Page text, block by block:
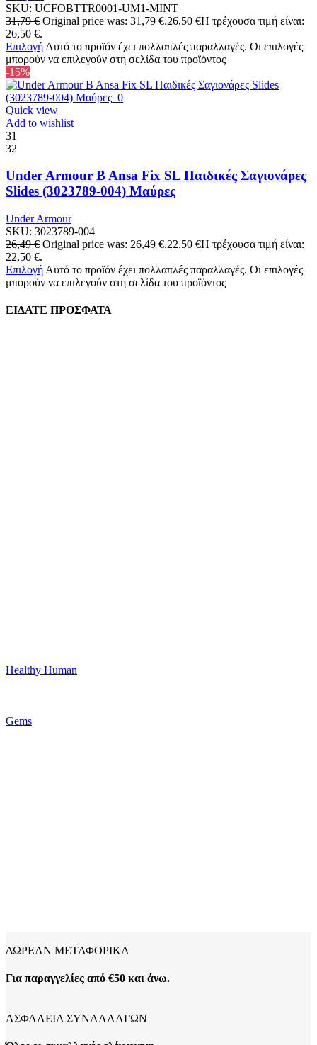
SKU: UCFOBTTR0001-UM1-MINT
31,79€ Original price was: 31,79 €.26,50 €Η τρέχουσα τιμή είναι:
26,50 €.
Επιλογή Αυτό το προϊόν έχει πολλαπλές παραλλαγές. Οι επιλογές
μπορούν να επιλεγούν στη σελίδα του προϊόντος
-15%
Quick view
Add to wishlist
31
32
Under Armour B Ansa Fix SL Παιδικές Σαγιονάρες
Slides (3023789-004) Μαύρες
Under Armour
SKU: 3023789-004
26,49€ Original price was: 26,49 €.22,50 €Η τρέχουσα τιμή είναι:
22,50 €.
Επιλογή Αυτό το προϊόν έχει πολλαπλές παραλλαγές. Οι επιλογές
μπορούν να επιλεγούν στη σελίδα του προϊόντος
ΕΙΔΑΤΕ ΠΡΟΣΦΑΤΑ
Healthy Human
Gems
ΔΩΡΕΑΝ ΜΕΤΑΦΟΡΙΚΑ
Για παραγγελίες από €50 και άνω.
ΑΣΦΑΛΕΙΑ ΣΥΝΑΛΛΑΓΩΝ